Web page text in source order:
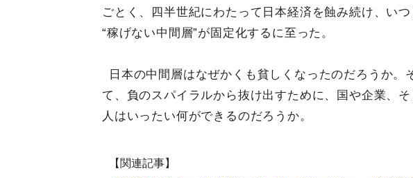
ごとく、四半世紀にわたって日本経済を蝕み続け、い
“稼げない中間層”が固定化するに至った。
日本の中間層はなぜかくも貧しくなったのだろうか。
て、負のスパイラルから抜け出すために、国や企業、そ
人はいったい何ができるのだろうか。
【関連記事】